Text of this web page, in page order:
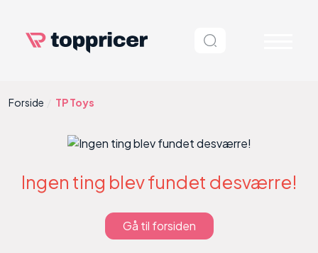
Forside TP Toys
Ingen ting blev fundet desværre!
Gå til forsiden